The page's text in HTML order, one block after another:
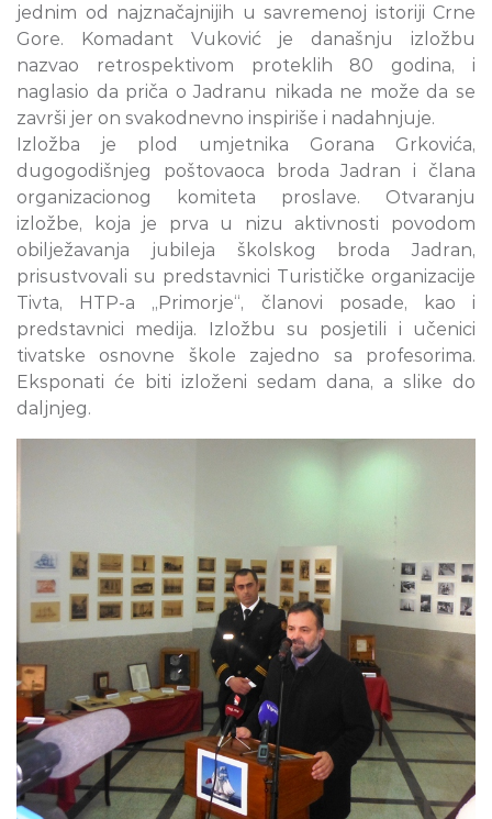
jednim od najznačajnijih u savremenoj istoriji Crne
Gore. Komadant Vuković je današnju izložbu
nazvao retrospektivom proteklih 80 godina, i
naglasio da priča o Jadranu nikada ne može da se
završi jer on svakodnevno inspiriše i nadahnjuje.
Izložba je plod umjetnika Gorana Grkovića,
dugogodišnjeg poštovaoca broda Jadran i člana
organizacionog komiteta proslave. Otvaranju
izložbe, koja je prva u nizu aktivnosti povodom
obilježavanja jubileja školskog broda Jadran,
prisustvovali su predstavnici Turističke organizacije
Tivta, HTP-a „Primorje“, članovi posade, kao i
predstavnici medija. Izložbu su posjetili i učenici
tivatske osnovne škole zajedno sa profesorima.
Eksponati će biti izloženi sedam dana, a slike do
daljnjeg.